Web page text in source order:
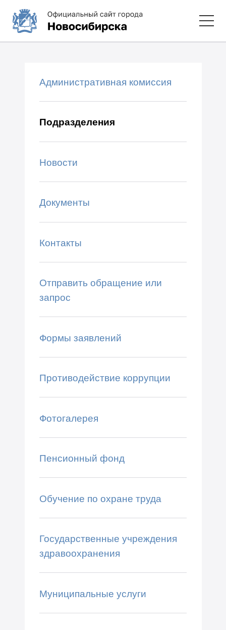
Административная комиссия
Подразделения
Новости
Документы
Контакты
Отправить обращение или
запрос
Формы заявлений
Противодействие коррупции
Фотогалерея
Пенсионный фонд
Обучение по охране труда
Государственные учреждения
здравоохранения
Муниципальные услуги